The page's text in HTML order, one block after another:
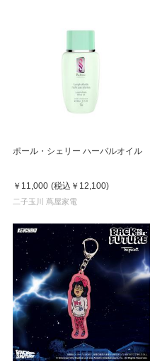
ポール・シェリー ハーバルオイル
￥11,000 (税込 ￥12,100)
二子玉川 蔦屋家電